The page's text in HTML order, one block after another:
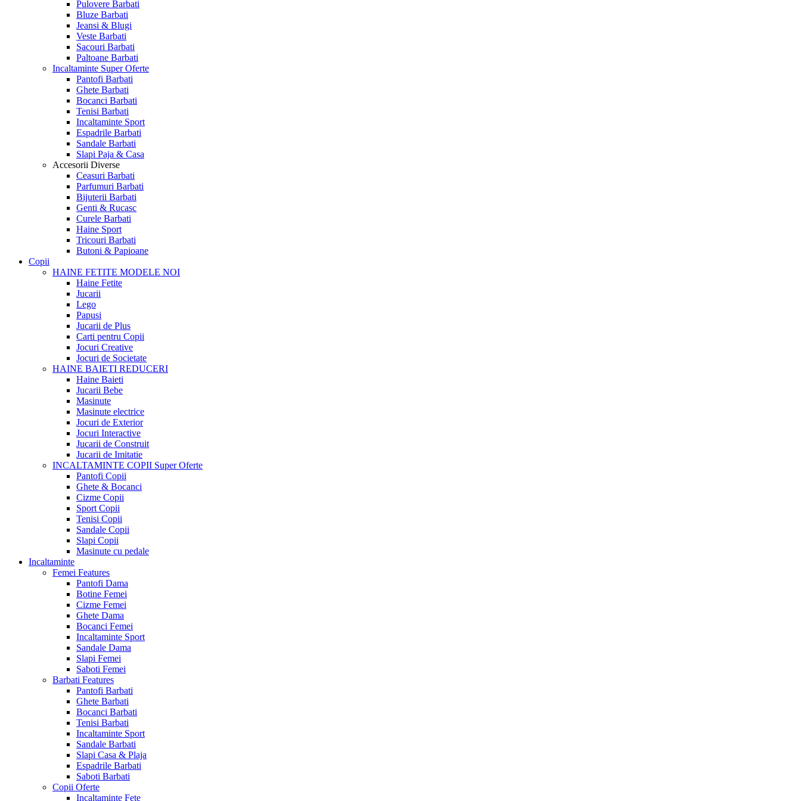
Pulovere Barbati
Bluze Barbati
Jeansi & Blugi
Veste Barbati
Sacouri Barbati
Paltoane Barbati
Incaltaminte Super Oferte
Pantofi Barbati
Ghete Barbati
Bocanci Barbati
Tenisi Barbati
Incaltaminte Sport
Espadrile Barbati
Sandale Barbati
Slapi Paja & Casa
Accesorii Diverse
Ceasuri Barbati
Parfumuri Barbati
Bijuterii Barbati
Genti & Rucasc
Curele Barbati
Haine Sport
Tricouri Barbati
Butoni & Papioane
Copii
HAINE FETITE MODELE NOI
Haine Fetite
Jucarii
Lego
Papusi
Jucarii de Plus
Carti pentru Copii
Jocuri Creative
Jocuri de Societate
HAINE BAIETI REDUCERI
Haine Baieti
Jucarii Bebe
Masinute
Masinute electrice
Jocuri de Exterior
Jocuri Interactive
Jucarii de Construit
Jucarii de Imitatie
INCALTAMINTE COPII Super Oferte
Pantofi Copii
Ghete & Bocanci
Cizme Copii
Sport Copii
Tenisi Copii
Sandale Copii
Slapi Copii
Masinute cu pedale
Incaltaminte
Femei Features
Pantofi Dama
Botine Femei
Cizme Femei
Ghete Dama
Bocanci Femei
Incaltaminte Sport
Sandale Dama
Slapi Femei
Saboti Femei
Barbati Features
Pantofi Barbati
Ghete Barbati
Bocanci Barbati
Tenisi Barbati
Incaltaminte Sport
Sandale Barbati
Slapi Casa & Plaja
Espadrile Barbati
Saboti Barbati
Copii Oferte
Incaltaminte Fete